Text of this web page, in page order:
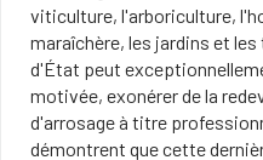
viticulture, l'arboriculture,
maraîchère, les jardins et
d'État peut
motivée, exonérer de la
d'arrosage à titre
démontrent que cette